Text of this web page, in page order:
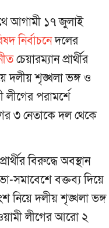
আগামী ১৭ জুলাই
নির্বাচনেদলের
চেয়ারম্যান প্রার্থীর
হয়ে দলীয় শৃঙ্খলা ভঙ্গ ও
পরামর্শে
৩ নেতাকে দল থেকে
বিরুদ্ধে অবস্থান
সমাবেশে বক্তব্য দিয়ে
নিয়ে দলীয় শৃঙ্খলা ভঙ্গ
লীগের আরো ২